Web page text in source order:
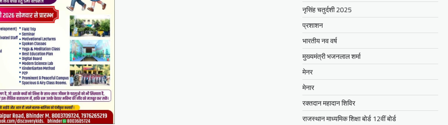
नृसिंह चतुर्दशी 2025
प्रशाशन
भारतीय नव वर्ष
मुख्यमंत्री भजनलाल शर्मा
मेनर
मेनार
रक्तदान महादान शिविर
राजस्थान माध्यमिक शिक्षा बोर्ड 12वीं बोर्ड